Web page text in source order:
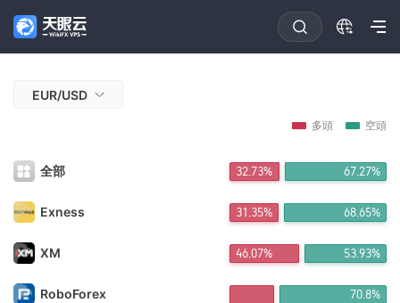
EUR/USD
多頭 空頭
全部 32.73% 67.27%
Exness 31.35% 68.65%
XM 46.07% 53.93%
RoboForex 70.8%